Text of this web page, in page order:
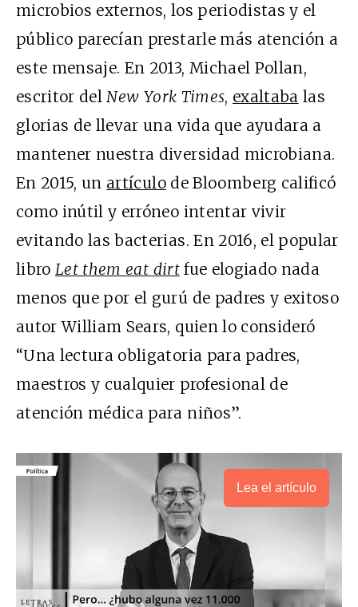
microbios externos, los periodistas y el
público parecían prestarle más atención a
este mensaje. En 2013, Michael Pollan,
escritor delNew York Times, exaltaba las
glorias de llevar una vida que ayudara a
mantener nuestra diversidad microbiana.
En 2015, un artículode Bloomberg calificó
como inútil y erróneo intentar vivir
evitando las bacterias. En 2016, el popular
libroLet them eat dirtfue elogiado nada
menos que por el gurú de padres y exitoso
autor William Sears, quien lo consideró
“Una lectura obligatoria para padres,
maestros y cualquier profesional de
atención médica para niños”.
Lea el artículo